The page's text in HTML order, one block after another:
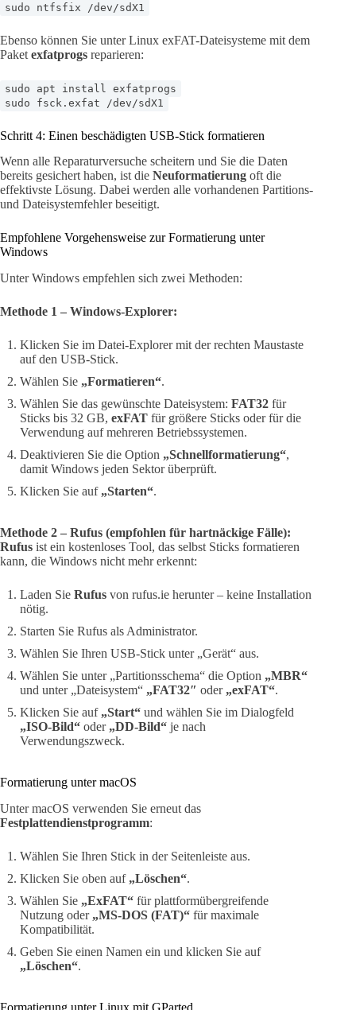
sudo ntfsfix /dev/sdX1
Ebenso können Sie unter Linux exFAT-Dateisysteme mit dem
Paket exfatprogs reparieren:
sudo apt install exfatprogs
sudo fsck.exfat /dev/sdX1
Schritt 4: Einen beschädigten USB-Stick formatieren
Wenn alle Reparaturversuche scheitern und Sie die Daten
bereits gesichert haben, ist die Neuformatierung oft die
effektivste Lösung. Dabei werden alle vorhandenen Partitions-
und Dateisystemfehler beseitigt.
Empfohlene Vorgehensweise zur Formatierung unter
Windows
Unter Windows empfehlen sich zwei Methoden:
Methode 1 – Windows-Explorer:
Klicken Sie im Datei-Explorer mit der rechten Maustaste
auf den USB-Stick.
Wählen Sie „Formatieren“.
Wählen Sie das gewünschte Dateisystem: FAT32 für
Sticks bis 32 GB, exFAT für größere Sticks oder für die
Verwendung auf mehreren Betriebssystemen.
Deaktivieren Sie die Option „Schnellformatierung“,
damit Windows jeden Sektor überprüft.
Klicken Sie auf „Starten“.
Methode 2 – Rufus (empfohlen für hartnäckige Fälle):
Rufus ist ein kostenloses Tool, das selbst Sticks formatieren
kann, die Windows nicht mehr erkennt:
Laden Sie Rufus von rufus.ie herunter – keine Installation
nötig.
Starten Sie Rufus als Administrator.
Wählen Sie Ihren USB-Stick unter „Gerät“ aus.
Wählen Sie unter „Partitionsschema“ die Option „MBR“
und unter „Dateisystem“ „FAT32″ oder „exFAT“.
Klicken Sie auf „Start“ und wählen Sie im Dialogfeld
„ISO-Bild“ oder „DD-Bild“ je nach
Verwendungszweck.
Formatierung unter macOS
Unter macOS verwenden Sie erneut das
Festplattendienstprogramm:
Wählen Sie Ihren Stick in der Seitenleiste aus.
Klicken Sie oben auf „Löschen“.
Wählen Sie „ExFAT“ für plattformübergreifende
Nutzung oder „MS-DOS (FAT)“ für maximale
Kompatibilität.
Geben Sie einen Namen ein und klicken Sie auf
„Löschen“.
Formatierung unter Linux mit GParted